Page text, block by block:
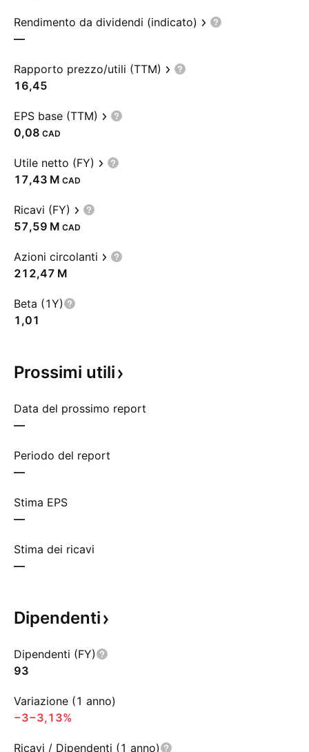
Rendimento da dividendi (indicato)
—
Rapporto prezzo/utili (TTM)
16,45
EPS base (TTM)
0,08 CAD
Utile netto (FY)
‪17,43 M‬ CAD
Ricavi (FY)
‪57,59 M‬ CAD
Azioni circolanti
‪212,47 M‬
Beta (1Y)
1,01
Prossimi utili
Data del prossimo report
—
Periodo del report
—
Stima EPS
—
Stima dei ricavi
—
Dipendenti
Dipendenti (FY)
93
Variazione (1 anno)
−3−3,13%
Ricavi / Dipendenti (1 anno)